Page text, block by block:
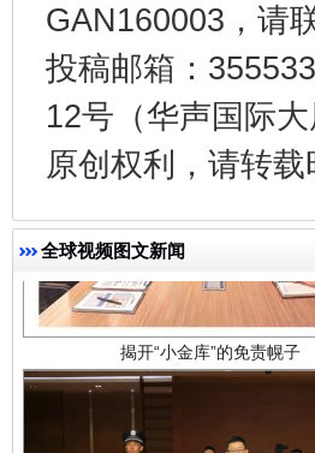
GAN160003，请
投稿邮箱：
12号（华声国际
原创权利，请转
全球视频图文新闻